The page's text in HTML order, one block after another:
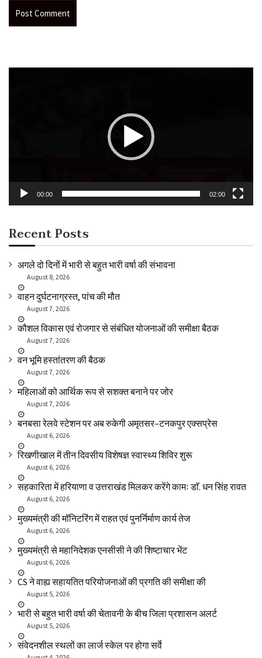
00:00 02:00
Recent Posts
अगले दो दिनों में भारी से बहुत भारी वर्षा की संभावना
August 8, 2026
वाहन दुर्घटनाग्रस्त, पांच की मौत
August 7, 2026
कौशल विकास एवं रोजगार से संबंधित योजनाओं की समीक्षा बैठक
August 7, 2026
वन भूमि हस्तांतरण की बैठक
August 7, 2026
महिलाओं को आर्थिक रूप से सशक्त बनाने पर जोर
August 7, 2026
बनबसा रेलवे स्टेशन पर अब रुकेगी अमृतसर–टनकपुर एक्सप्रेस
August 6, 2026
रिखणीखाल में तीन दिवसीय विशेषज्ञ स्वास्थ्य शिविर शुरू
August 6, 2026
सहकारिता में हरियाणा व उत्तराखंड मिलकर करेंगे कामः डाॅ. धन सिंह रावत
August 6, 2026
मुख्यमंत्री की मॉनिटरिंग में राहत एवं पुनर्निर्माण कार्य तेज
August 6, 2026
मुख्यमंत्री से महानिदेशक एनसीसी ने की शिष्टाचार भेंट
August 6, 2026
CS ने वाह्य सहायतित परियोजनाओं की प्रगति की समीक्षा की
August 5, 2026
भारी से बहुत भारी वर्षा की चेतावनी के बीच जिला प्रशासन अलर्ट
August 5, 2026
संवेदनशील स्थलों का लार्ज स्केल पर होगा सर्वे